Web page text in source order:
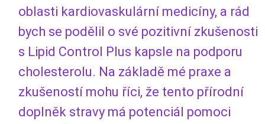
oblasti kardiovaskulární medicíny, a rád
bych se podělil o své pozitivní zkušenosti
s Lipid Control Plus kapsle na podporu
cholesterolu. Na základě mé praxe a
zkušeností mohu říci, že tento přírodní
doplněk stravy má potenciál pomoci